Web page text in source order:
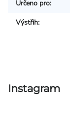
Určeno pro:
Výstřih:
Instagram